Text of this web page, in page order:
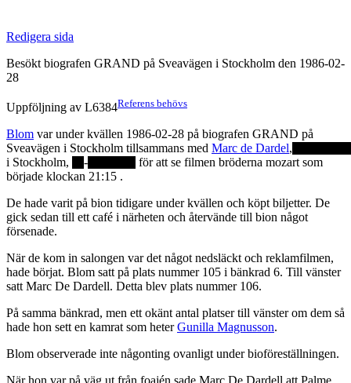
Redigera sida
Besökt biografen GRAND på Sveavägen i Stockholm den 1986-02-
28
Uppföljning av L6384Referens behövs
Blom var under kvällen 1986-02-28 på biografen GRAND på
Sveavägen i Stockholm tillsammans med Marc de Dardel,
i Stockholm,
-
för att se filmen bröderna mozart som
började klockan 21:15 .
De hade varit på bion tidigare under kvällen och köpt biljetter. De
gick sedan till ett café i närheten och återvände till bion något
försenade.
När de kom in salongen var det något nedsläckt och reklamfilmen,
hade börjat. Blom satt på plats nummer 105 i bänkrad 6. Till vänster
satt Marc De Dardell. Detta blev plats nummer 106.
På samma bänkrad, men ett okänt antal platser till vänster om dem så
hade hon sett en kamrat som heterGunilla Magnusson.
Blom observerade inte någonting ovanligt under bioföreställningen.
När hon var på väg ut från foajén sade Marc De Dardell att Palme